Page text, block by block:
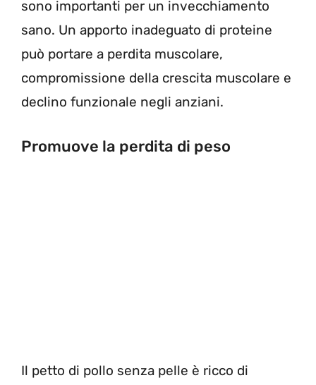
sono importanti per un invecchiamento
sano. Un apporto inadeguato di proteine ​​
può portare a perdita muscolare,
compromissione della crescita muscolare e
declino funzionale negli anziani.
Promuove la perdita di peso
Il petto di pollo senza pelle è ricco di